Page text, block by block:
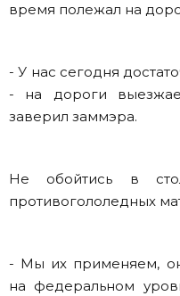
время полежал на
- У нас сегодня
- на дороги
заверил заммэра.
Не обойтись в
противогололедных
- Мы их применяем,
на федеральном